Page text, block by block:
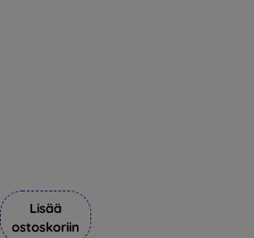
Lisää
ostoskoriin